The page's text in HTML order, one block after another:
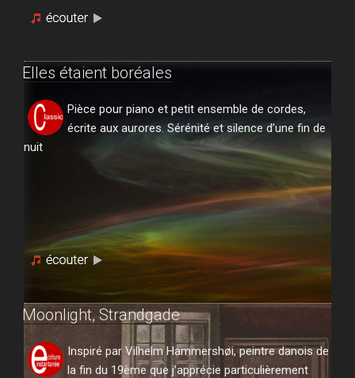
Elles étaient boréales
Pièce pour piano et petit ensemble de cordes,
écrite aux aurores. Sérénité et silence d’une fin de
nuit
Moonlight, Strandgade
Inspiré par Vilhelm Hammershøi, peintre danois de
la fin du 19ème que j’apprécie particulièrement